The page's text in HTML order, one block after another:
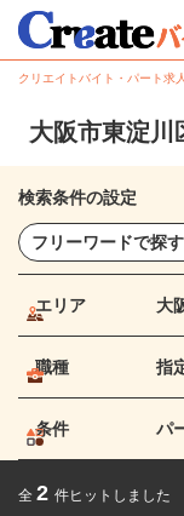
クリエイトバイト・パート求
大阪市東淀川
検索条件の設定
エリア 大
職種 指
条件 パ
全 2 件ヒットしました